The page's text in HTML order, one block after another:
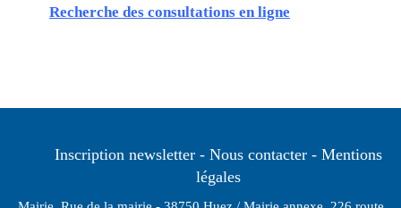
Recherche des consultations en ligne
Inscription newsletter Nous contacter
Mentions
légales